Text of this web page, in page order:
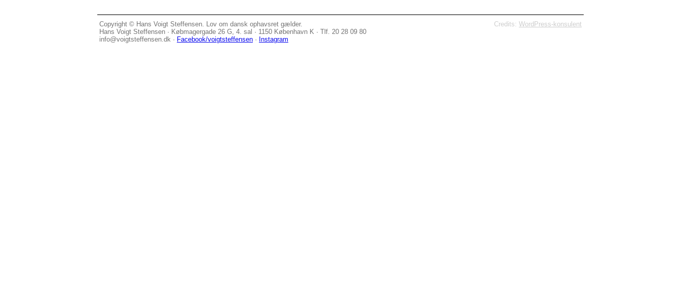
Copyright © Hans Voigt Steffensen. Lov om dansk ophavsret gælder.
Hans Voigt Steffensen · Købmagergade 26 G, 4. sal · 1150 København K · Tlf. 20 28 09 80
info@voigtsteffensen.dk · Facebook/voigtsteffensen · Instagram
Credits: WordPress-konsulent